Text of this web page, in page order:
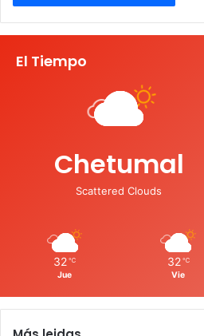
El Tiempo
Chetumal
Scattered Clouds
32 ℃
Jue
32 ℃
Vie